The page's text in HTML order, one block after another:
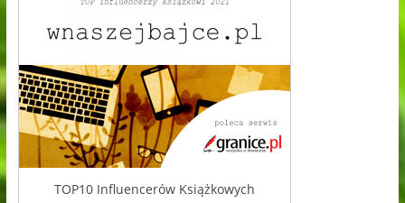
TOP10 Influencerów Książkowych